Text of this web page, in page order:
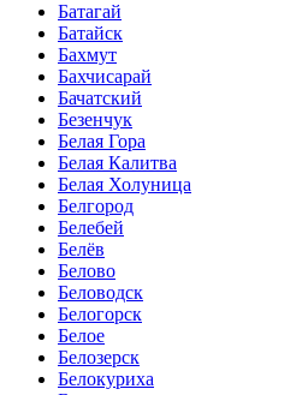
Батагай
Батайск
Бахмут
Бахчисарай
Бачатский
Безенчук
Белая Гора
Белая Калитва
Белая Холуница
Белгород
Белебей
Белёв
Белово
Беловодск
Белогорск
Белое
Белозерск
Белокуриха